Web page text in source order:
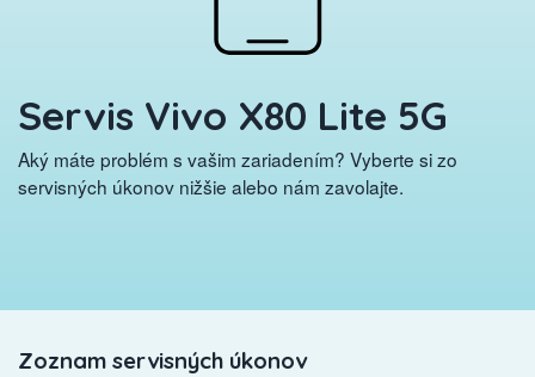
Servis Vivo X80 Lite 5G
Aký máte problém s vašim zariadením? Vyberte si zo
servisných úkonov nižšie alebo nám zavolajte.
Zoznam servisných úkonov